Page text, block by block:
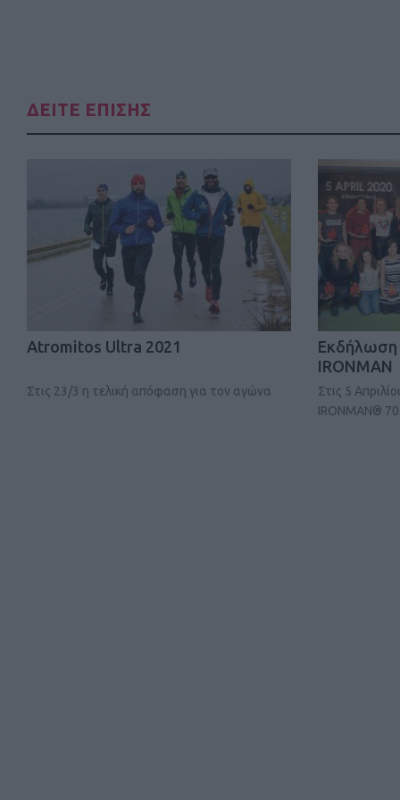
ΔΕΙΤΕ ΕΠΙΣΗΣ
Atromitos Ultra 2021
Στις 23/3 η τελική απόφαση για τον αγώνα
Εκδήλωση
IRONMAN
Στις 5
IRONMAN®